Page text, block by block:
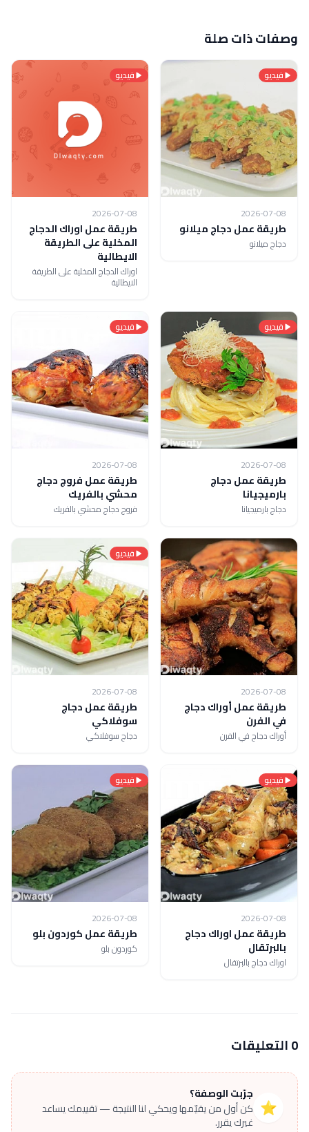
وصفات ذات صلة
فيديو
2026-07-08
طريقة عمل دجاج ميلانو
دجاج ميلانو
فيديو
2026-07-08
طريقة عمل اوراك الدجاج
المخلية على الطريقة
الايطالية
اوراك الدجاج المخلية على الطريقة
الايطالية
فيديو
2026-07-08
طريقة عمل دجاج
بارميجيانا
دجاج بارميجيانا
فيديو
2026-07-08
طريقة عمل فروج دجاج
محشي بالفريك
فروج دجاج محشي بالفريك
2026-07-08
طريقة عمل أوراك دجاج
في الفرن
أوراك دجاج في الفرن
فيديو
2026-07-08
طريقة عمل دجاج
سوفلاكي
دجاج سوفلاكي
فيديو
2026-07-08
طريقة عمل اوراك دجاج
بالبرتقال
اوراك دجاج بالبرتقال
فيديو
2026-07-08
طريقة عمل كوردون بلو
كوردون بلو
0 التعليقات
⭐
جرّبت الوصفة؟
كن أول من يقيّمها ويحكي لنا النتيجة — تقييمك يساعد
غيرك يقرر.